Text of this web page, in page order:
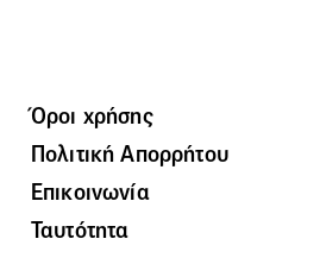
Όροι χρήσης
Πολιτική Απορρήτου
Επικοινωνία
Ταυτότητα